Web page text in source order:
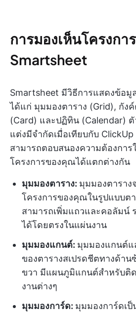
การมองเห็นโครงกา
Smartsheet
Smartsheet มีวิธีการแสดงข้อมู
ได้แก่ มุมมองตาราง (Grid), กัง
(Card) และปฏิทิน (Calendar) ตั
แต่งมีจำกัดเมื่อเทียบกับ
สามารถตอบสนองความต้องการ
โครงการของคุณได้แตกต่างกัน
มุมมองตาราง: มุมมองตาราง
โครงการของคุณในรูปแบบต
สามารถเพิ่มแถวและคอลัมน์
ได้โดยตรงในแผ่นงาน
มุมมองแกนต์: มุมมองแกนต์แ
ของตารางสเปรดชีตทางด้า
ขวา มีแผนภูมิแกนต์สำหรับติด
งานต่างๆ
มุมมองการ์ด: มุมมองการ์ดเป็